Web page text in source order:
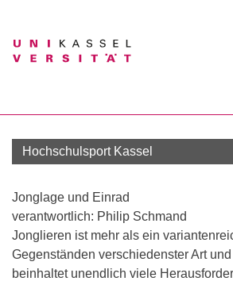
Suchbegriff
Suchen (öffnet
Hochschulsport Kassel
Mitglied werden
Sportreisen
Jonglage und Einrad
verantwortlich: Philip Schmand
Jonglieren ist mehr als ein
Gegenständen verschiedenster Art
beinhaltet unendlich viele